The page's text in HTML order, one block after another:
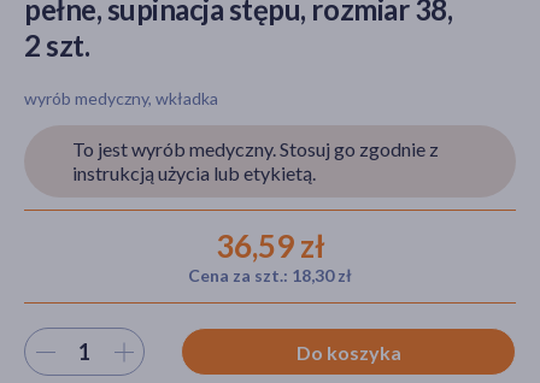
pełne, supinacja stępu, rozmiar 38,
2 szt.
wyrób medyczny, wkładka
To jest wyrób medyczny. Stosuj go zgodnie z
instrukcją użycia lub etykietą.
36,59 zł
Cena za szt.: 18,30 zł
Wybierz ilość Do koszyka